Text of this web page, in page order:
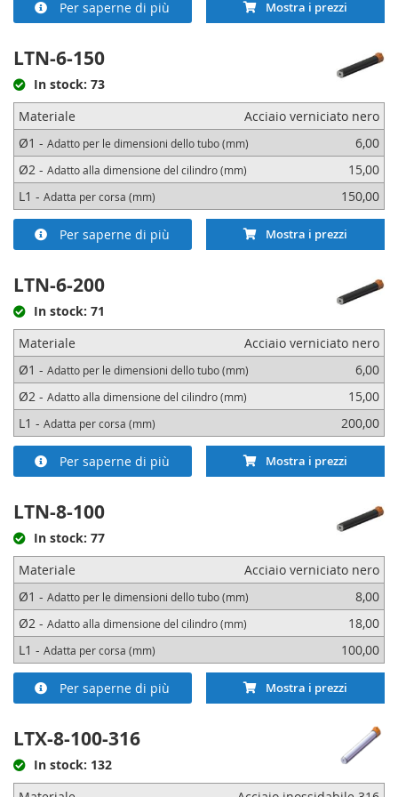
Per saperne di più Mostra i prezzi
LTN-6-150
In stock: 73
Materiale
Acciaio verniciato nero
Ø1 - Adatto per le dimensioni dello tubo (mm)
6,00
Ø2 - Adatto alla dimensione del cilindro (mm)
15,00
L1 - Adatta per corsa (mm) 150,00
Per saperne di più Mostra i prezzi
LTN-6-200
In stock: 71
Materiale
Acciaio verniciato nero
Ø1 - Adatto per le dimensioni dello tubo (mm)
6,00
Ø2 - Adatto alla dimensione del cilindro (mm)
15,00
L1 - Adatta per corsa (mm) 200,00
Per saperne di più Mostra i prezzi
LTN-8-100
In stock: 77
Materiale
Acciaio verniciato nero
Ø1 - Adatto per le dimensioni dello tubo (mm)
8,00
Ø2 - Adatto alla dimensione del cilindro (mm)
18,00
L1 - Adatta per corsa (mm) 100,00
Per saperne di più Mostra i prezzi
LTX-8-100-316
In stock: 132